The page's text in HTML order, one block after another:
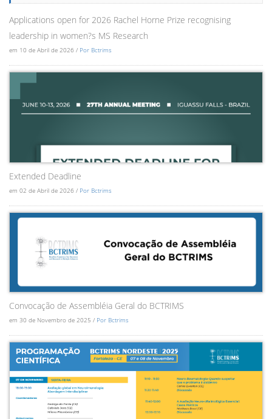
Applications open for 2026 Rachel Horne Prize recognising
leadership in women?s MS Research
em 10 de Abril de 2026 / Por Bctrims
Extended Deadline
em 02 de Abril de 2026 / Por Bctrims
Convocação de Assembléia Geral do BCTRIMS
em 30 de Novembro de 2025 / Por Bctrims